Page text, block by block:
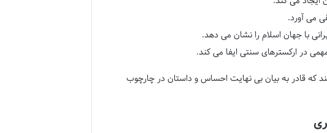
می آورد.
با جهان اسلام را نشان می دهد.
در ارکسترهای سنتی ایفا می کند.
که قادر به بیان بی نهایت احساس و داستان در چارچوب